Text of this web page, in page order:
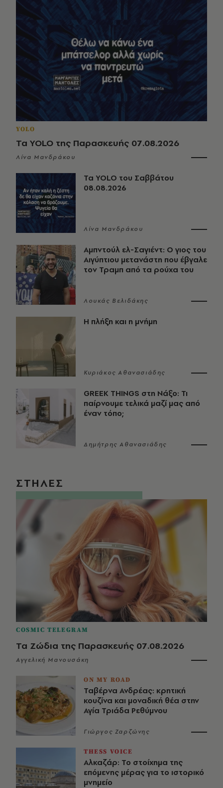
YOLO
Τα YOLO της Παρασκευής 07.08.2026
Λίνα Μανδράκου
Τα YOLO του Σαββάτου
08.08.2026
Λίνα Μανδράκου
Αμπντούλ ελ-Σαγιέντ: Ο γιος του
Αιγύπτιου μετανάστη που έβγαλε
τον Τραμπ από τα ρούχα του
Λουκάς Βελιδάκης
Η πλήξη και η μνήμη
Κυριάκος Αθανασιάδης
GREEK THINGS στη Νάξο: Τι
παίρνουμε τελικά μαζί μας από
έναν τόπο;
Δημήτρης Αθανασιάδης
ΣΤΗΛΕΣ
COSMIC TELEGRAM
Τα Ζώδια της Παρασκευής 07.08.2026
Αγγελική Μανουσάκη
ON MY ROAD
Ταβέρνα Ανδρέας: κρητική
κουζίνα και μοναδική θέα στην
Αγία Τριάδα Ρεθύμνου
Γιώργος Ζαρζώνης
THESS VOICE
Αλκαζάρ: Το στοίχημα της
επόμενης μέρας για το ιστορικό
μνημείο